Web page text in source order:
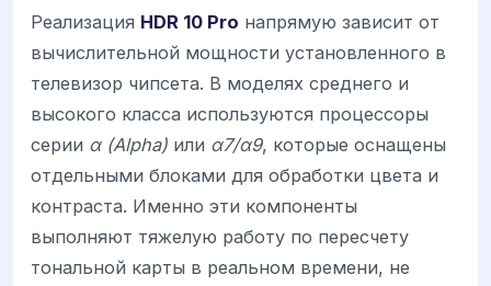
Реализация HDR 10 Pro напрямую зависит от
вычислительной мощности установленного в
телевизор чипсета. В моделях среднего и
высокого класса используются процессоры
серии α (Alpha) или α7/α9, которые оснащены
отдельными блоками для обработки цвета и
контраста. Именно эти компоненты
выполняют тяжелую работу по пересчету
тональной карты в реальном времени, не